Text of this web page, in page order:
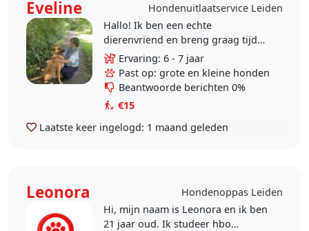
Eveline
Hondenuitlaatservice Leiden
Hallo! Ik ben een echte
dierenvriend en breng graag tijd
door met dieren. Zelf heb ik een
grote hond van 6 jaar oud, die echt
mijn allerbeste vriend..
Ervaring: 6 - 7 jaar
Past op: grote en kleine honden
Beantwoorde berichten 0%
€15
Laatste keer ingelogd: 1 maand geleden
Leonora
Hondenoppas Leiden
Hi, mijn naam is Leonora en ik ben
21 jaar oud. Ik studeer hbo